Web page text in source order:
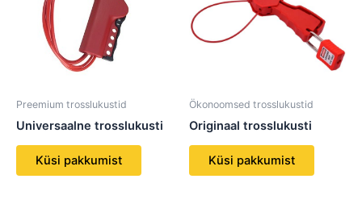
Preemium trosslukustid
Universaalne trosslukusti
Küsi pakkumist
Ökonoomsed trosslukustid
Originaal trosslukusti
Küsi pakkumist